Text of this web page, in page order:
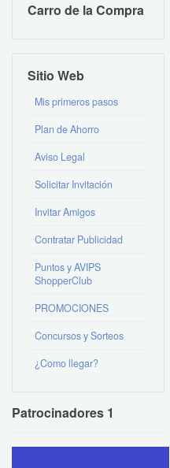
Carro de la Compra
Sitio Web
Mis primeros pasos
Plan de Ahorro
Aviso Legal
Solicitar Invitación
Invitar Amigos
Contratar Publicidad
Puntos y AVIPS
ShopperClub
PROMOCIONES
Concursos y Sorteos
¿Como llegar?
Patrocinadores 1